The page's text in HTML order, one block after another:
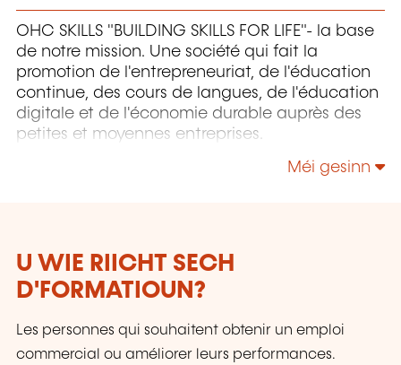
OHC SKILLS "BUILDING SKILLS FOR LIFE"- la base
de notre mission. Une société qui fait la
promotion de l'entrepreneuriat, de l'éducation
continue, des cours de langues, de l'éducation
digitale et de l'économie durable auprès des
petites et moyennes entreprises.
Méi gesinn
U WIE RIICHT SECH
D'FORMATIOUN?
Les personnes qui souhaitent obtenir un emploi
commercial ou améliorer leurs performances.